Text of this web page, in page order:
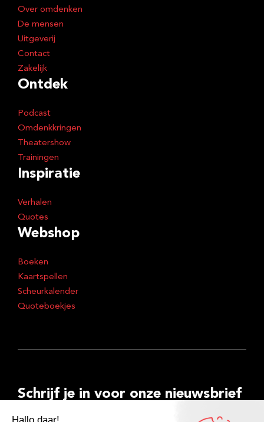
Over omdenken
De mensen
Uitgeverij
Contact
Zakelijk
Ontdek
Podcast
Omdenkkringen
Theatershow
Trainingen
Inspiratie
Verhalen
Quotes
Webshop
Boeken
Kaartspellen
Scheurkalender
Quoteboekjes
Schrijf je in voor onze nieuwsbrief